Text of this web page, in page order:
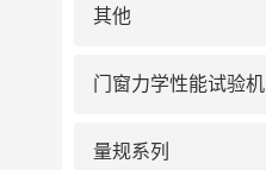
其他
门窗力学性能试验机
量规系列